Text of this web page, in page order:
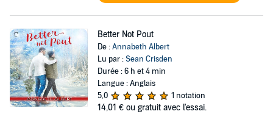
Better Not Pout
De :Annabeth Albert
Lu par :Sean Crisden
Durée : 6 h et 4 min
Langue : Anglais
5,0
1 notation
14,01 € ou gratuit avec l'essai.